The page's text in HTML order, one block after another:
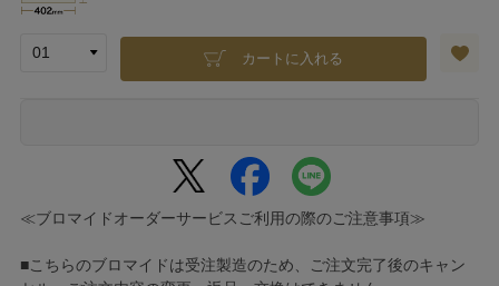
カートに入れる
≪ブロマイドオーダーサービスご利用の際のご注意事項≫
■こちらのブロマイドは受注製造のため、ご注文完了後のキャン